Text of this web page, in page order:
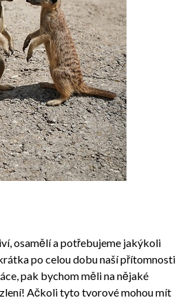
osamělí a potřebujeme jakýkoli
po celou dobu naší přítomnosti
pak bychom měli na nějaké
Ačkoli tyto tvorové mohou mít